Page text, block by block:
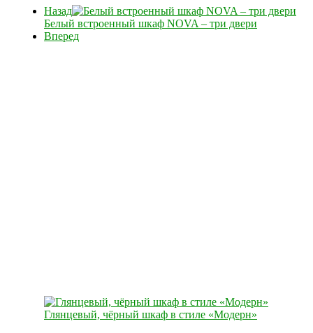
Назад
Белый встроенный шкаф NOVA – три двери
Вперед
Глянцевый, чёрный шкаф в стиле «Модерн»